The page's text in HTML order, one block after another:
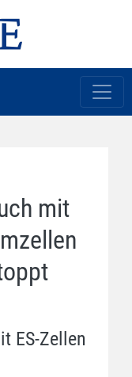
mit
ES-Zellen